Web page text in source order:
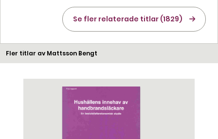
Se fler relaterade titlar (1829)
Fler titlar av Mattsson Bengt